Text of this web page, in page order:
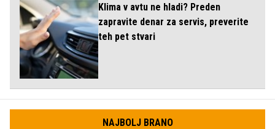
Klima v avtu ne hladi? Preden
zapravite denar za servis, preverite
teh pet stvari
NAJBOLJ BRANO